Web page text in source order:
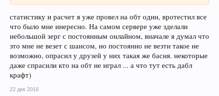
статистику и расчет я уже провел на обт один, вротестил все
что было мне инересно. На самом сервере уже зделали
небольшой зерг с постоянным онлайном, вначале я думал что
это мне не везет с шансом, но постоянно не везти такое не
возможно, опрасил у друзей у них такая же басня. некоторые
даже спрасили кто на обт не играл ... а что тут есть дабл
крафт)
22 дек 2016